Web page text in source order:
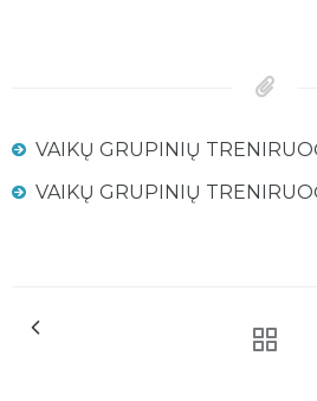
VAIKŲ GRUPINIŲ
VAIKŲ GRUPINIŲ